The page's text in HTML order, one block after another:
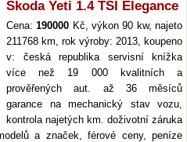
Škoda Yeti 1.4 TSI Elegance
Cena:190000 Kč, výkon 90 kw, najeto
211768 km, rok výroby: 2013, koupeno
v: česká republika servisní knížka
více než 19 000 kvalitních a
prověřených aut. až 36 měsíců
garance na mechanický stav vozu,
kontrola najetých km. doživotní záruka
a značek, férové ceny, peníze